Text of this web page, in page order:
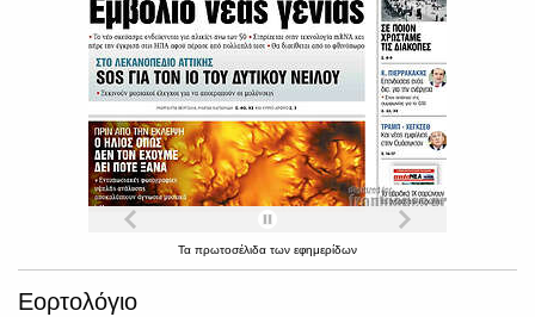
Τα πρωτοσέλιδα των εφημερίδων
Εορτολόγιο